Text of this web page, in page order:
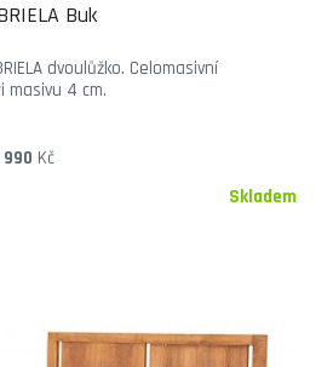
Buk
dvoulůžko. Celomasivní
masivu 4 cm.
990 Kč
Skladem